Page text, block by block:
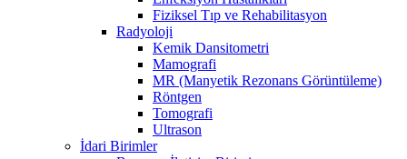
Fiziksel Tıp ve Rehabilitasyon
Radyoloji
Kemik Dansitometri
Mamografi
MR (Manyetik Rezonans Görüntüleme)
Röntgen
Tomografi
Ultrason
İdari Birimler